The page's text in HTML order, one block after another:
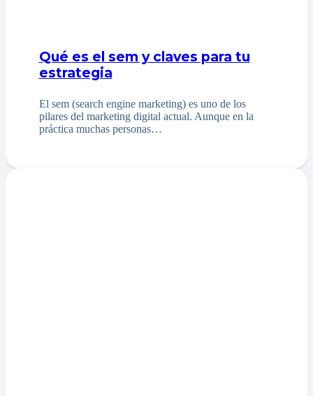
Qué es el sem y claves para tu
estrategia
El sem (search engine marketing) es uno de los
pilares del marketing digital actual. Aunque en la
práctica muchas personas…